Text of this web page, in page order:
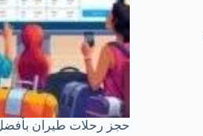
حجز رحلات طيران